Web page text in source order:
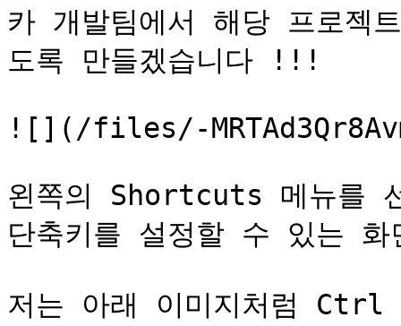
카 개발팀에서 해당 프로젝
도록 만들겠습니다 !!!
![](/files/-
왼쪽의 Shortcuts 메뉴를
단축키를 설정할 수 있는 화
저는 아래 이미지처럼